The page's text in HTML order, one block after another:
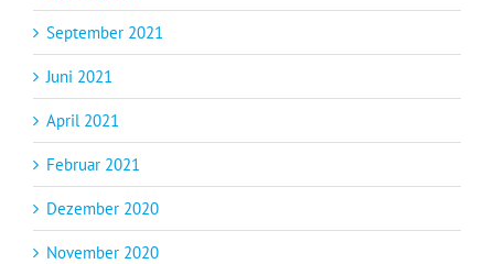
September 2021
Juni 2021
April 2021
Februar 2021
Dezember 2020
November 2020